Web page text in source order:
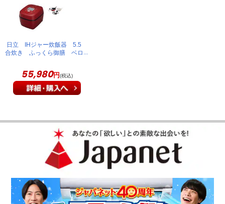
い
さっそく炊飯器の性能を確認しましたが、炊きあがったごはん
はもちもちとして、大変美味しくいただけました。本当に購入
使い方もわかりやすくデザインも、シンプルなので気に入って
子供がおかわりするほど美味しいお米が
日立 IHジャー炊飯器 5.5
合炊き ふっくら御膳 ベロ
55,980円(税込)